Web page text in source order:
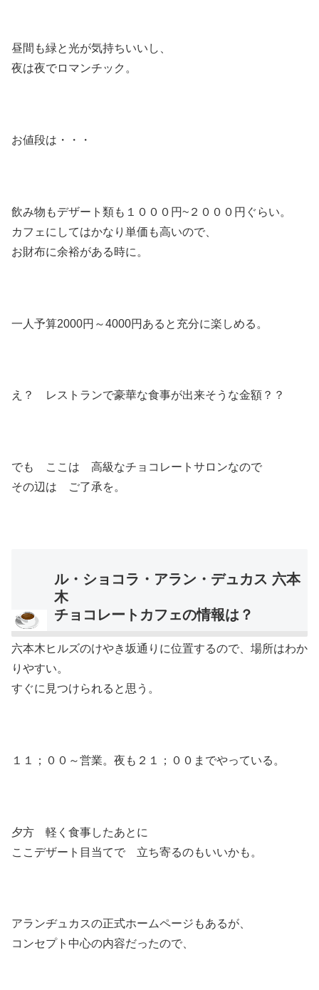
昼間も緑と光が気持ちいいし、
夜は夜でロマンチック。
お値段は・・・
飲み物もデザート類も１０００円~２０００円ぐらい。
カフェにしてはかなり単価も高いので、
お財布に余裕がある時に。
一人予算2000円～4000円あると充分に楽しめる。
え？ レストランで豪華な食事が出来そうな金額？？
でも ここは 高級なチョコレートサロンなので
その辺は ご了承を。
ル・ショコラ・アラン・デュカス 六本
木
チョコレートカフェの情報は？
六本木ヒルズのけやき坂通りに位置するので、場所はわか
りやすい。
すぐに見つけられると思う。
１１；００～営業。夜も２１；００までやっている。
夕方 軽く食事したあとに
ここデザート目当てで 立ち寄るのもいいかも。
アランヂュカスの正式ホームページもあるが、
コンセプト中心の内容だったので、